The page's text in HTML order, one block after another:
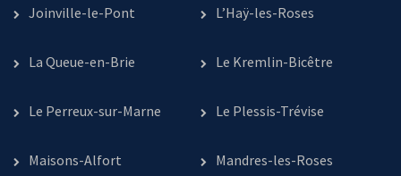
Joinville-le-Pont L’Haÿ-les-Roses
La Queue-en-Brie Le Kremlin-Bicêtre
Le Perreux-sur-Marne Le Plessis-Trévise
Maisons-Alfort Mandres-les-Roses